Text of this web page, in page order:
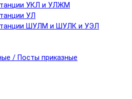
УКЛ и УЛЖМ
УЛ
ШУЛМ и ШУЛК и УЭЛ
/ Посты приказные